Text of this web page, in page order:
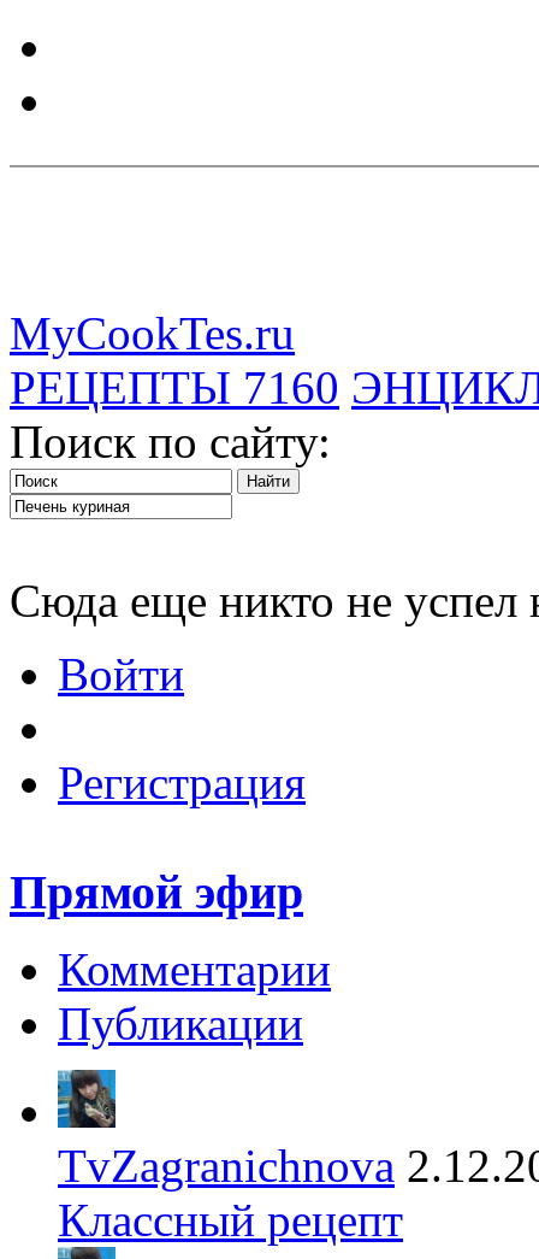
MyCookTes.ru
РЕЦЕПТЫ 7160
Поиск по сайту:
Сюда еще никто не успел
Войти
Регистрация
Прямой эфир
Комментарии
Публикации
TvZagranichnova
Классный рецепт